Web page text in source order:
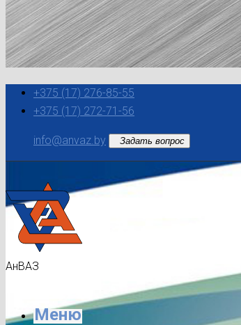
+375 (17) 276-85-55
+375 (17) 272-71-56
info@anvaz.by Задать вопрос
АнВАЗ
Меню